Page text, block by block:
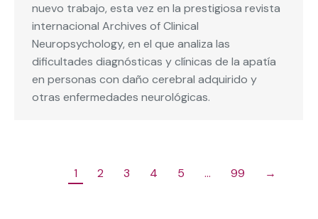
nuevo trabajo, esta vez en la prestigiosa revista
internacional Archives of Clinical
Neuropsychology, en el que analiza las
dificultades diagnósticas y clínicas de la apatía
en personas con daño cerebral adquirido y
otras enfermedades neurológicas.
1 2 3 4 5 … 99 →